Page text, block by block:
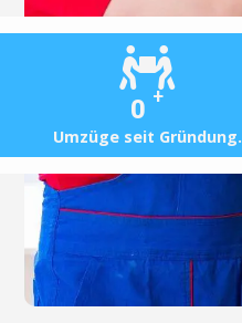
0 +
Umzüge seit Gründung.